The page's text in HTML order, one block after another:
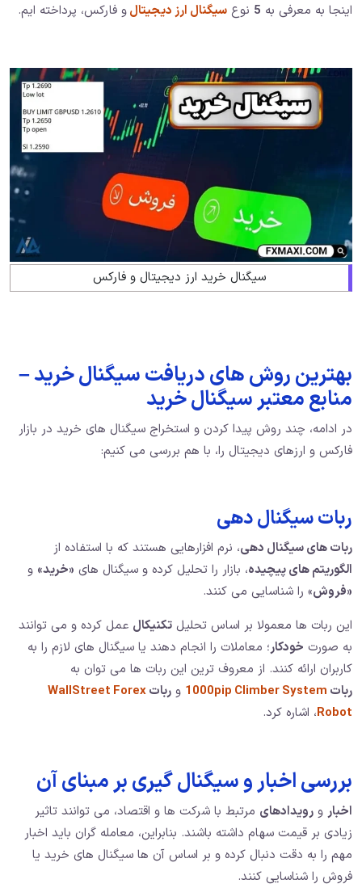
اینجا به معرفی به 5 نوع سیگنال ارز دیجیتالو فارکس، پرداخته ایم.
سیگنال خرید ارز دیجیتال و فارکس
بهترین روش های دریافت سیگنال خرید –
منابع معتبر سیگنال خرید
در ادامه، چند روش پیدا کردن و استخراج سیگنال های خرید در بازار
فارکس و ارزهای دیجیتال را، با هم بررسی می کنیم:
ربات سیگنال دهی
ربات های سیگنال دهی، نرم افزارهایی هستند که با استفاده از
الگوریتم های پیچیده، بازار را تحلیل کرده و سیگنال های «خرید» و
«فروش» را شناسایی می کنند.
این ربات ها معمولا بر اساس تحلیل تکنیکال عمل کرده و می توانند
به صورت خودکار؛ معاملات را انجام دهند یا سیگنال های لازم را به
کاربران ارائه کنند. از معروف ترین این ربات ها می توان به
ربات 1000pip Climber System و رباتWallStreet Forex
Robot، اشاره کرد.
بررسی اخبار و سیگنال گیری بر مبنای آن
اخبار و رویدادهای مرتبط با شرکت ها و اقتصاد، می توانند تاثیر
زیادی بر قیمت سهام داشته باشند. بنابراین، معامله گران باید اخبار
مهم را به دقت دنبال کرده و بر اساس آن ها سیگنال های خرید یا
فروش را شناسایی کنند.